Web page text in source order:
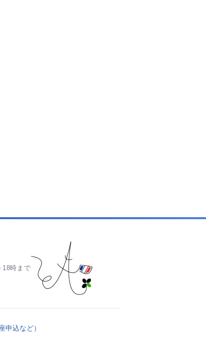
18時まで
申込など）